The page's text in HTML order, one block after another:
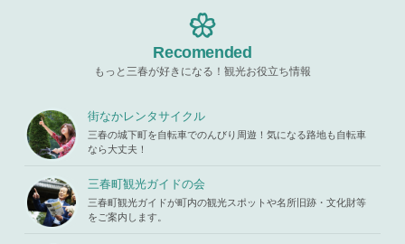
Recomended
もっと三春が好きになる！観光お役立ち情報
街なかレンタサイクル
三春の城下町を自転車でのんびり周遊！気になる路地も自転車
なら大丈夫！
三春町観光ガイドの会
三春町観光ガイドが町内の観光スポットや名所旧跡・文化財等
をご案内します。